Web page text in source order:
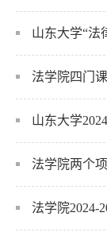
山东大学“法律
法学院四门课程获
山东大学2024-
法学院两个项目获
法学院2024-